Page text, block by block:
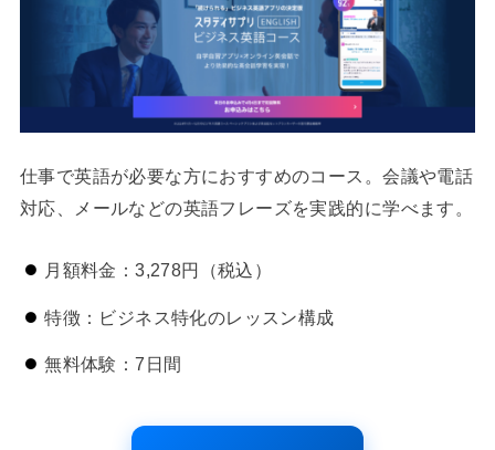
仕事で英語が必要な方におすすめのコース。会議や電話
対応、メールなどの英語フレーズを実践的に学べます。
月額料金：3,278円（税込）
特徴：ビジネス特化のレッスン構成
無料体験：7日間